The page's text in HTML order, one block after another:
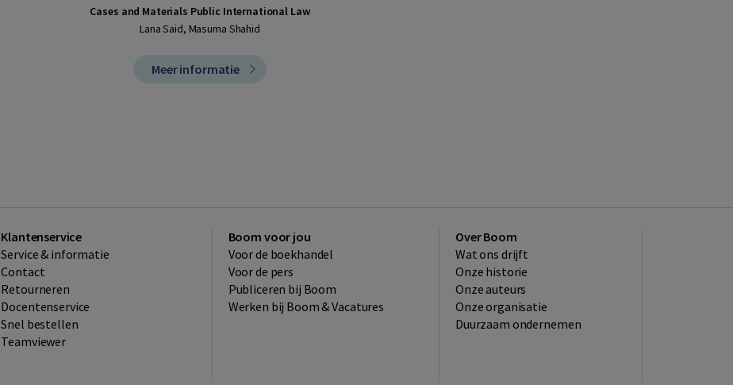
Cases and Materials Public International Law
Lana Said, Masuma Shahid
Meer informatie
Klantenservice
Service & informatie
Contact
Retourneren
Docentenservice
Snel bestellen
Teamviewer
Boom voor jou
Voor de boekhandel
Voor de pers
Publiceren bij Boom
Werken bij Boom & Vacatures
Over Boom
Wat ons drijft
Onze historie
Onze auteurs
Onze organisatie
Duurzaam ondernemen